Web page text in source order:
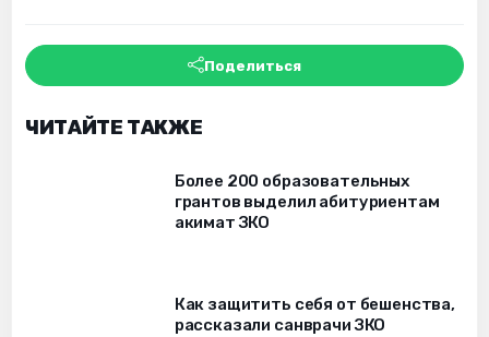
Поделиться
ЧИТАЙТЕ ТАКЖЕ
Более 200 образовательных
грантов выделил абитуриентам
акимат ЗКО
Как защитить себя от бешенства,
рассказали санврачи ЗКО